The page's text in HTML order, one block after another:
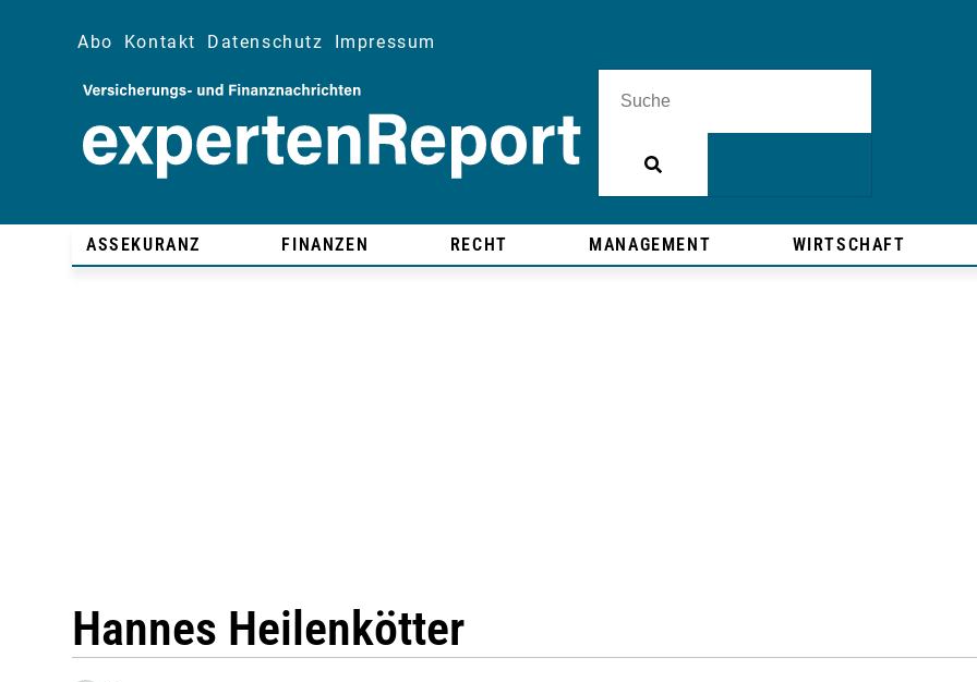
Abo Kontakt Datenschutz Impressum
ASSEKURANZ FINANZEN RECHT MANAGEMENT WIRTSCHAFT
Hannes Heilenkötter